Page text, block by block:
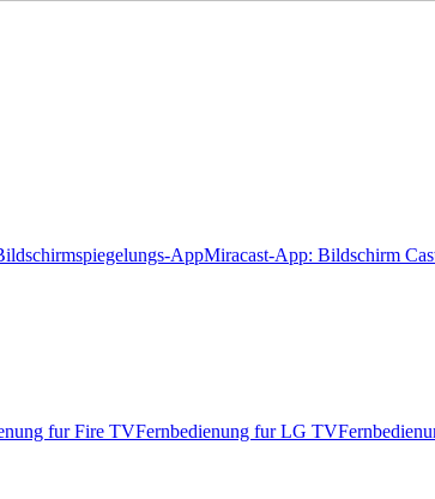
AppMiracast-App: Bildschirm
fur Fire TVFernbedienung fur LG TV